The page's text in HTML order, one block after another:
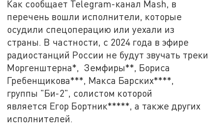
Как сообщает Telegram-канал Mash, в
перечень вошли исполнители, которые
осудили спецоперацию или уехали из
страны. В частности, с 2024 года в эфире
радиостанций России не будут звучать треки
Моргенштерна*, Земфиры**, Бориса
Гребенщикова***, Макса Барских****,
группы "Би-2", солистом которой
является Егор Бортник*****, а также других
исполнителей.